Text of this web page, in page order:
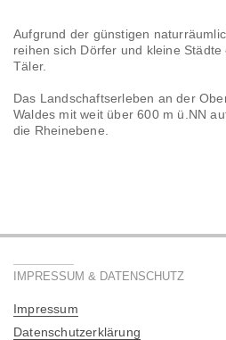
Aufgrund der günstigen
reihen sich Dörfer und kleine
Täler.
Das Landschaftserleben an der
Waldes mit weit über 600 m ü.NN
die Rheinebene.
IMPRESSUM & DATENSCHUTZ
Impressum
Datenschutzerklärung